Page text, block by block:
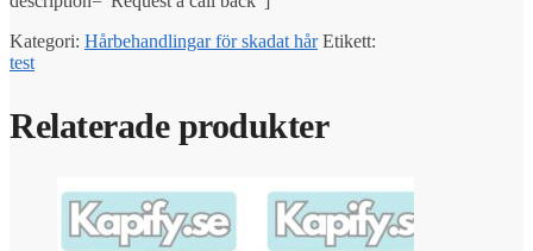
Kategori: Hårbehandlingar för skadat hår Etikett:
test
Relaterade produkter